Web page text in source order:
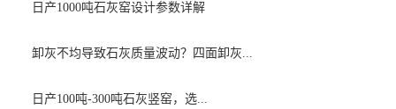
日产1000吨石灰窑设计参数详解
卸灰不均导致石灰质量波动？四面卸灰...
日产100吨-300吨石灰竖窑，选...